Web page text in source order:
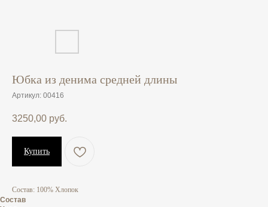
Юбка из денима средней длины
Артикул: 00416
3250,00 руб.
Купить
Состав: 100% Хлопок
Состав